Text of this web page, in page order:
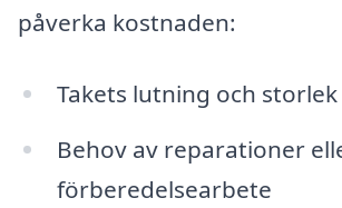
påverka kostnaden:
Takets lutning och storlek
Behov av reparationer
förberedelsearbete